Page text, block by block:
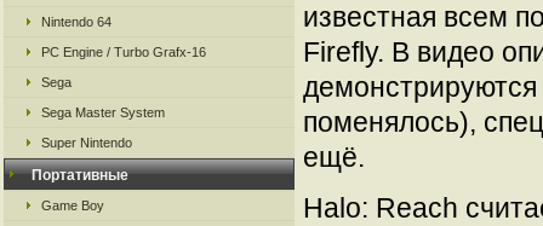
Nintendo 64
PC Engine / Turbo Grafx-16
Sega
Sega Master System
Super Nintendo
Портативные
Game Boy
известная всем
Firefly. В видео
демонстрируются
поменялось),
ещё.
Halo: Reach